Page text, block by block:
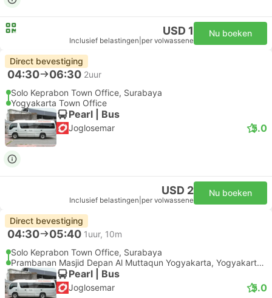
USD 1
Inclusief belastingen per volwassene
Nu boeken
Direct bevestiging
04:30 06:30 2uur
Solo Keprabon Town Office, Surabaya
Yogyakarta Town Office
Pearl | Bus
Joglosemar 5.0
USD 2
Inclusief belastingen per volwassene
Nu boeken
Direct bevestiging
04:30 05:40 1uur, 10m
Solo Keprabon Town Office, Surabaya
Prambanan Masjid Depan Al Muttaqun Yogyakarta, Yogyakarta Luchthaven
Pearl | Bus
Joglosemar 5.0